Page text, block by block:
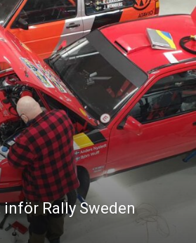
Rally Sweden